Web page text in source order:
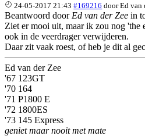
24-05-2017 21:43 #169216 doorEd van
Beantwoord door Ed van der Zee in
Ziet er mooi uit, maar ik zou nog 'the
ook in de veerdrager verwijderen.
Daar zit vaak roest, of heb je dit al
Ed van der Zee
'67 123GT
'70 164
'71 P1800 E
'72 1800ES
'73 145 Express
geniet maar nooit met mate